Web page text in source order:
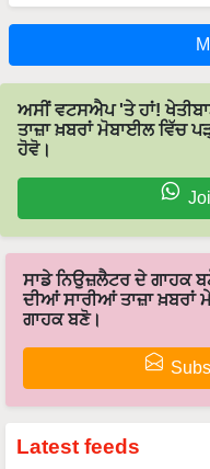
ਅਸੀਂ ਵਟਸਐਪ 'ਤੇ ਹਾਂ!
ਤਾਜ਼ਾ ਖ਼ਬਰਾਂ ਮੋਬਾਈਲ ਵਿੱਚ
ਹੋਵੋ।
ਸਾਡੇ ਨਿਉਜ਼ਲੈਟਰ ਦੇ ਗਾਹਕ
ਦੀਆਂ ਸਾਰੀਆਂ ਤਾਜ਼ਾ
ਗਾਹਕ ਬਣੋ।
Latest feeds